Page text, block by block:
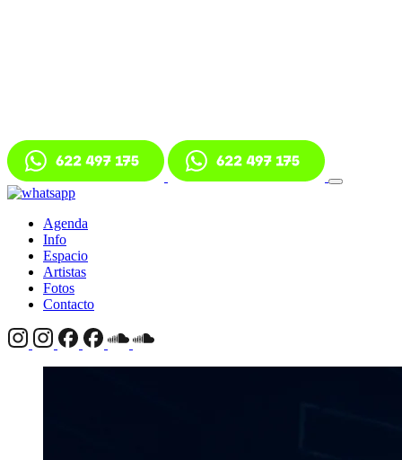
Agenda
Info
Espacio
Artistas
Fotos
Contacto